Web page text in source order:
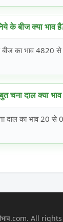
के बीज क्या भाव
का भाव 4820
चना दाल क्या
दाल का भाव 20 से
All